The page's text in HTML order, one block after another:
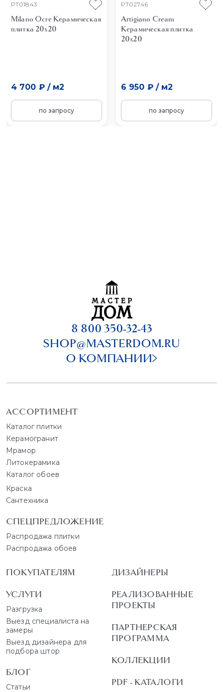
PT01843
Milano Ocre Керамическая
плитка 20x20
4 700 ₽/ м2
по запросу
PT02746
Artigiano Cream
Керамическая плитка
20x20
6 950 ₽/ м2
по запросу
8 800 350-32-43
SHOP@MASTERDOM.RU
О КОМПАНИИ
АССОРТИМЕНТ
Каталог плитки
Керамогранит
Мрамор
Литокерамика
Каталог обоев
Краска
Сантехника
СПЕЦПРЕДЛОЖЕНИЕ
Распродажа плитки
Распродажа обоев
ПОКУПАТЕЛЯМ
УСЛУГИ
Разгрузка
Выезд специалиста на
замеры
Выезд дизайнера для
подбора штор
БЛОГ
Статьи
ДИЗАЙНЕРЫ
РЕАЛИЗОВАННЫЕ
ПРОЕКТЫ
ПАРТНЕРСКАЯ
ПРОГРАММА
КОЛЛЕКЦИИ
PDF - КАТАЛОГИ